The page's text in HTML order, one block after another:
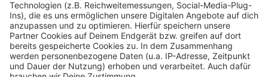
Fußgängerampeln mit roten und grünen Bergmann-
Motiven umgerüstet. Bis vor anderthalb Jahren ist in
Ibbenbüren Steinkohle abgebaut worden. Im letzten
Frühjahr hatte sich der Rat noch gegen die
Ampelmännchen entschieden.